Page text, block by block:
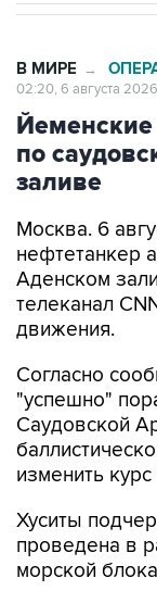
В МИРЕ →
02:20, 6 августа 2026
Йеменские
по
заливе
Москва. 6
нефтетанкер
Аденском
телеканал
движения.
Согласно
"успешно"
Саудовской
изменить
Хуситы
проведена в
морской